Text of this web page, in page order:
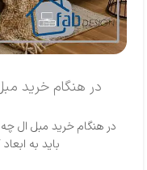
در هنگام خرید
در هنگام خرید مبل ال
باید به